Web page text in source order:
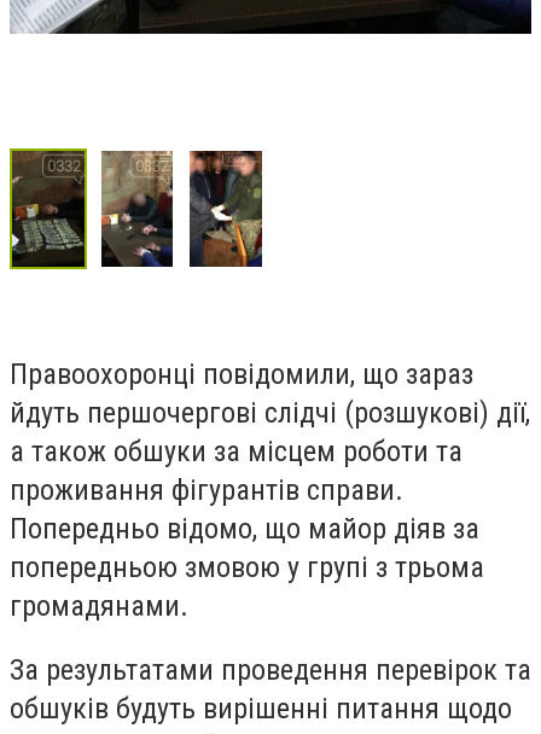
Правоохоронці повідомили, що зараз
йдуть першочергові слідчі (розшукові) дії,
а також обшуки за місцем роботи та
проживання фігурантів справи.
Попередньо відомо, що майор діяв за
попередньою змовою у групі з трьома
громадянами.
За результатами проведення перевірок та
обшуків будуть вирішенні питання щодо